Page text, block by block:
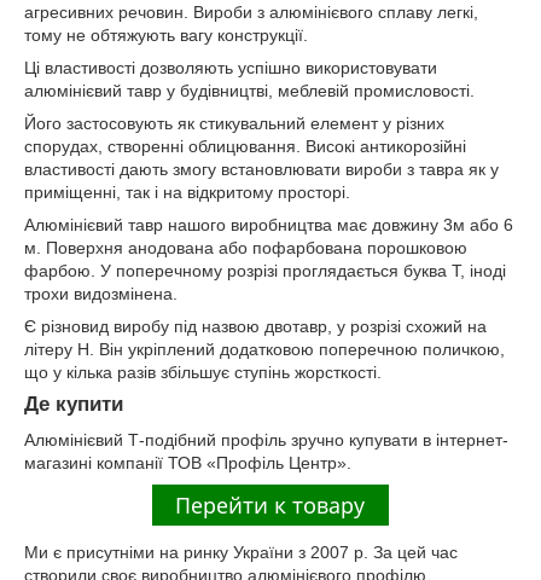
агресивних речовин. Вироби з алюмінієвого сплаву легкі,
тому не обтяжують вагу конструкції.
Ці властивості дозволяють успішно використовувати
алюмінієвий тавр у будівництві, меблевій промисловості.
Його застосовують як стикувальний елемент у різних
спорудах, створенні облицювання. Високі антикорозійні
властивості дають змогу встановлювати вироби з тавра як у
приміщенні, так і на відкритому просторі.
Алюмінієвий тавр нашого виробництва має довжину 3м або 6
м. Поверхня анодована або пофарбована порошковою
фарбою. У поперечному розрізі проглядається буква Т, іноді
трохи видозмінена.
Є різновид виробу під назвою двотавр, у розрізі схожий на
літеру Н. Він укріплений додатковою поперечною поличкою,
що у кілька разів збільшує ступінь жорсткості.
Де купити
Алюмінієвий Т-подібний профіль зручно купувати в інтернет-
магазині компанії ТОВ «Профіль Центр».
Ми є присутніми на ринку України з 2007 р. За цей час
створили своє виробництво алюмінієвого профілю.